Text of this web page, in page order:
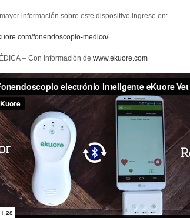
información sobre este dispositivo ingrese en:
fonendoscopio-medico/
– Con información de www.ekuore.com